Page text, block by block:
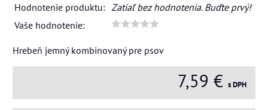
Hodnotenie produktu: Zatiaľ bez hodnotenia. Buďte prvý!
Vaše hodnotenie:
Hrebeň jemný kombinovaný pre psov
7,59 € s DPH